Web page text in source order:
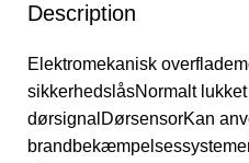
Description
Elektromekanisk
sikkerhedslåsNormalt
dørsignalDørsensorKan